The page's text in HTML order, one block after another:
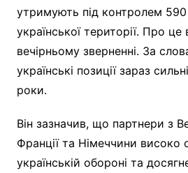
утримують під контролем 590
української території. Про це
вечірньому зверненні. За
українські позиції зараз
роки.
Він зазначив, що партнери з
Франції та Німеччини високо
українській обороні та